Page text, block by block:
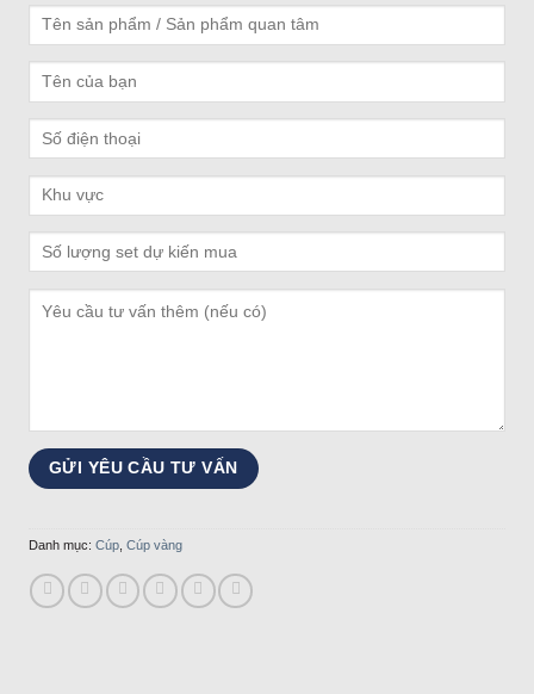
Danh mục: Cúp Cúp vàng